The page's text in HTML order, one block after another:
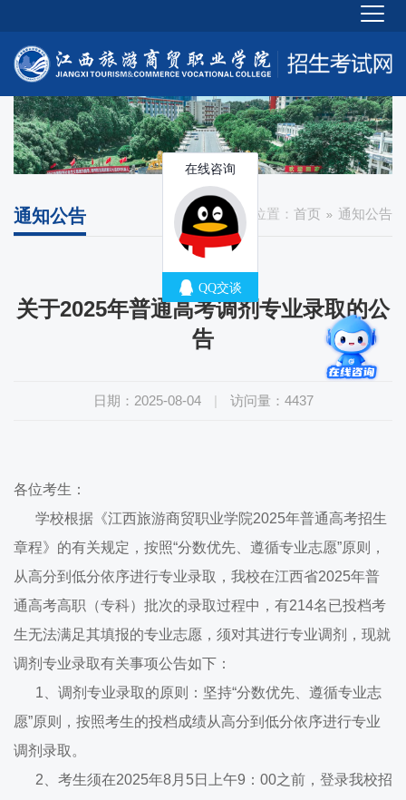
您所在的位置： 首页 通知公告
通知公告
关于2025年普通高考调剂专业录取的公
告
日期：2025-08-04 访问量： 4437
各位考生：
学校根据《江西旅游商贸职业学院2025年普通高考招生
章程》的有关规定，按照“分数优先、遵循专业志愿”原则，
从高分到低分依序进行专业录取，我校在江西省2025年普
通高考高职（专科）批次的录取过程中，有214名已投档考
生无法满足其填报的专业志愿，须对其进行专业调剂，现就
调剂专业录取有关事项公告如下：
1、调剂专业录取的原则：坚持“分数优先、遵循专业志
愿”原则，按照考生的投档成绩从高分到低分依序进行专业
调剂录取。
2、考生须在2025年8月5日上午9：00之前，登录我校招